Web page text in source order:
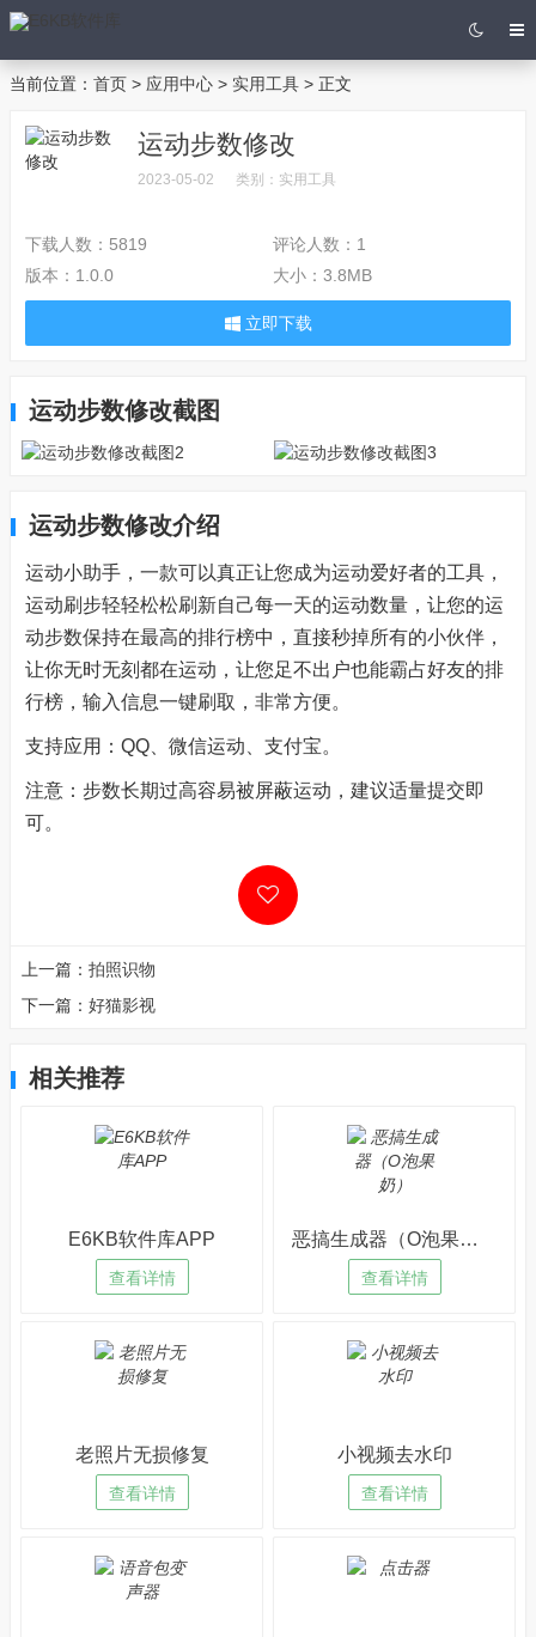
当前位置： 首页 > 应用中心 > 实用工具 > 正文
运动步数修改
2023-05-02 类别： 实用工具
下载人数： 5819 评论人数： 1
版本： 1.0.0 大小： 3.8MB
立即下载
运动步数修改截图
运动步数修改介绍
运动小助手，一款可以真正让您成为运动爱好者的工具，
运动刷步轻轻松松刷新自己每一天的运动数量，让您的运
动步数保持在最高的排行榜中，直接秒掉所有的小伙伴，
让你无时无刻都在运动，让您足不出户也能霸占好友的排
行榜，输入信息一键刷取，非常方便。
支持应用：QQ、微信运动、支付宝。
注意：步数长期过高容易被屏蔽运动，建议适量提交即
可。
上一篇： 拍照识物
下一篇： 好猫影视
相关推荐
E6KB软件库APP
查看详情
恶搞生成器（O泡果奶）
查看详情
老照片无损修复
查看详情
小视频去水印
查看详情